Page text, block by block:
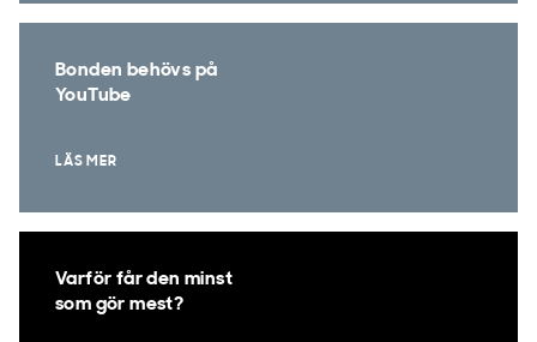
Bonden behövs på
YouTube
LÄS MER
Varför får den minst
som gör mest?